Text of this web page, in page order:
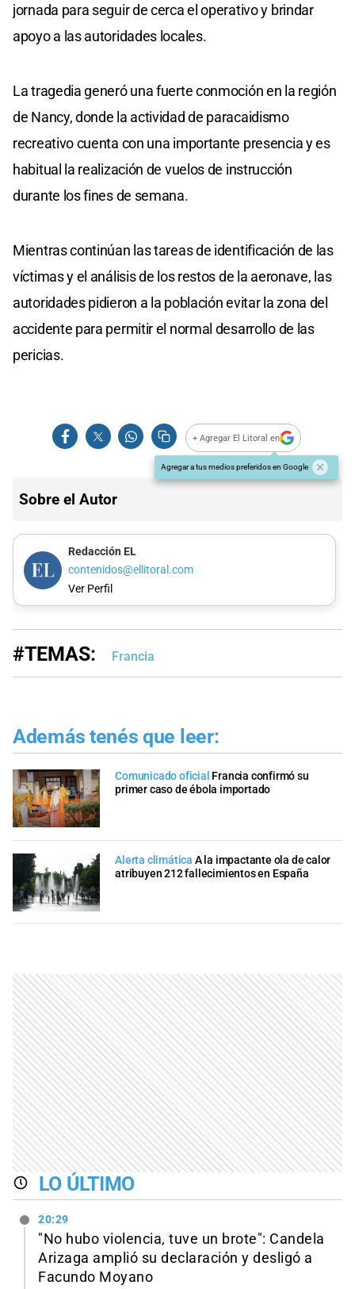
jornada para seguir de cerca el operativo y brindar
apoyo a las autoridades locales.
La tragedia generó una fuerte conmoción en la región
de Nancy, donde la actividad de paracaidismo
recreativo cuenta con una importante presencia y es
habitual la realización de vuelos de instrucción
durante los fines de semana.
Mientras continúan las tareas de identificación de las
víctimas y el análisis de los restos de la aeronave, las
autoridades pidieron a la población evitar la zona del
accidente para permitir el normal desarrollo de las
pericias.
+ Agregar El Litoral en
Agregar a tus medios preferidos en Google
Sobre el Autor
Redacción EL
contenidos@ellitoral.com
Ver Perfil
#TEMAS: Francia
Además tenés que leer:
Comunicado oficial Francia confirmó su
primer caso de ébola importado
Alerta climática A la impactante ola de calor
atribuyen 212 fallecimientos en España
LO ÚLTIMO
20:29
"No hubo violencia, tuve un brote": Candela
Arizaga amplió su declaración y desligó a
Facundo Moyano